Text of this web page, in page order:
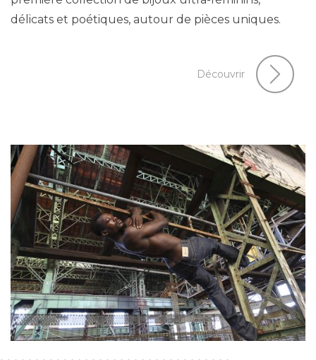
délicats et poétiques, autour de pièces uniques.
Découvrir